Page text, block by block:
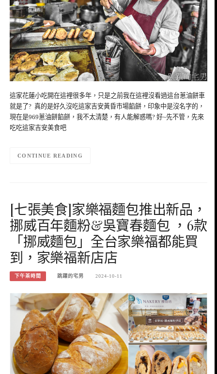
這家花蓮小吃開在這裡很多年，只是之前我在這裡沒看過這台蔥油餅車
就是了? 真的是好久沒吃這家吉安黃昏市場餡餅，印象中是沒名字的，
現在是969蔥油餅餡餅，我不太清楚，有人能解惑嗎? 好~先不管，先來
吃吃這家吉安美食吧
CONTINUE READING
[七張美食]家樂福麵包推出新品，
挪威百年麵粉&吳寶春麵包 ，6款
「挪威麵包」全台家樂福都能買
到，家樂福新店店
下午茶時間 跳躍的宅男 2024-10-11